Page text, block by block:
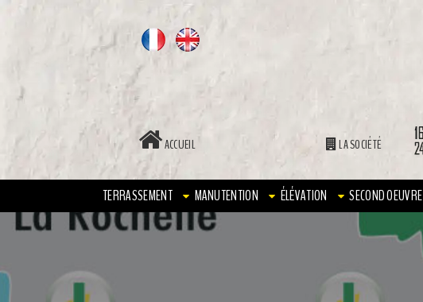
LA SOCIÉTÉ
ACCUEIL
TERRASSEMENT MANUTENTION ÉLÉVATION SECOND OEUVRE